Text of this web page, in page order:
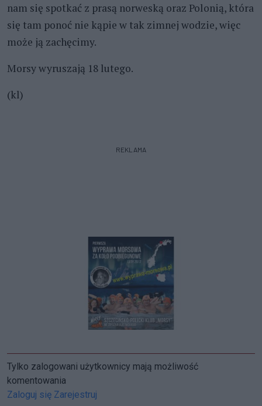
nam się spotkać z prasą norweską oraz Polonią, która
się tam ponoć nie kąpie w tak zimnej wodzie, więc
może ją zachęcimy.
Morsy wyruszają 18 lutego.
(kl)
REKLAMA
Tylko zalogowani użytkownicy mają możliwość
komentowania
Zaloguj się Zarejestruj